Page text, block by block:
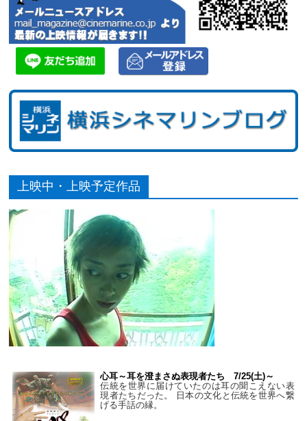
上映中・上映予定作品
心耳～耳を澄まさぬ表現者たち 7/25(土)～
伝統を世界に届けていたのは耳の聞こえない表
現者たちだった。 日本の文化と伝統を世界へ繋
げる手話の縁。